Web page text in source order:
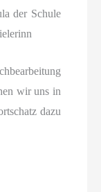
der Schule
wir uns in
dazu